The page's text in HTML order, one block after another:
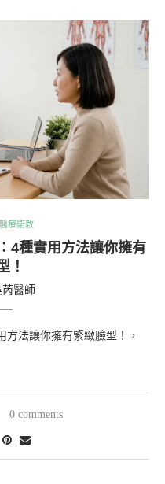
醫療衛教
4種實用方法讓你擁有
！
芮醫師
方法讓你擁有緊緻臉型！，
0 comments